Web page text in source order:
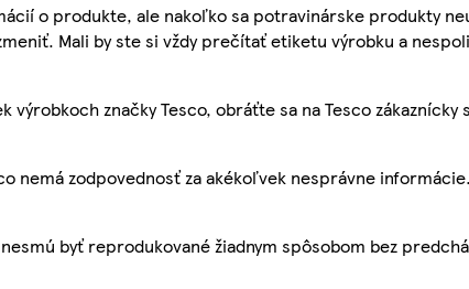
o produkte, ale nakoľko sa potravinárske produkty
Mali by ste si vždy prečítať etiketu výrobku a
značky Tesco, obráťte sa na Tesco zákaznícky
nemá zodpovednosť za akékoľvek nesprávne
byť reprodukované žiadnym spôsobom bez